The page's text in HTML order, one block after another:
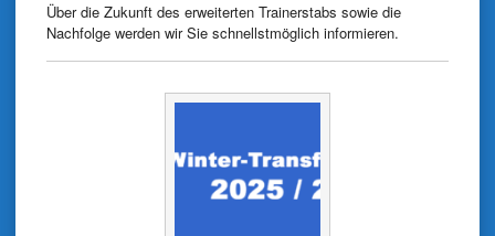
Über die Zukunft des erweiterten Trainerstabs sowie die
Nachfolge werden wir Sie schnellstmöglich informieren.